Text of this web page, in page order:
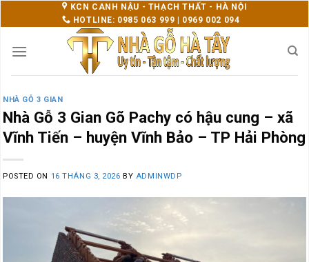
to
KCN CANH NẬU - THẠCH THẤT - HÀ NỘI
HOTLINE: 0985 063 999 | 0969 002 094
NHÀ GỖ 3 GIAN
Nhà Gỗ 3 Gian Gõ Pachy có hậu cung – xã
Vĩnh Tiến – huyện Vĩnh Bảo – TP Hải Phòng
POSTED ON 16 THÁNG 3, 2026 BY ADMINWDP